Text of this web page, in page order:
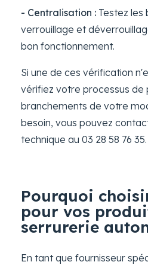
- Centralisation : Testez les
verrouillage et
bon fonctionnement.
Si une de ces vérification
vérifiez votre processus de
branchements de votre
besoin, vous pouvez
technique au 03 28 58 76 35.
Pourquoi
pour vos
serrurerie
En tant que fournisseur